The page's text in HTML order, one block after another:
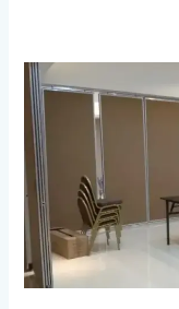
Proses
Pembuatan
Pintu
Partisi